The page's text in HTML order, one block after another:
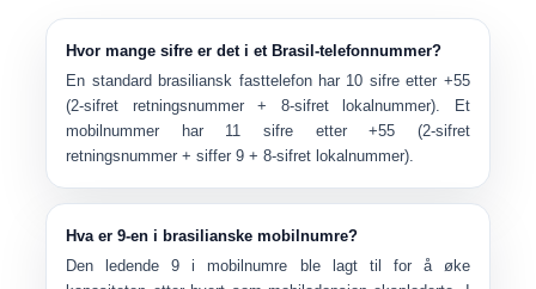
Hvor mange sifre er det i et Brasil-telefonnummer?
En standard brasiliansk fasttelefon har 10 sifre etter +55
(2-sifret retningsnummer + 8-sifret lokalnummer). Et
mobilnummer har 11 sifre etter +55 (2-sifret
retningsnummer + siffer 9 + 8-sifret lokalnummer).
Hva er 9-en i brasilianske mobilnumre?
Den ledende9 i mobilnumre ble lagt til for å øke